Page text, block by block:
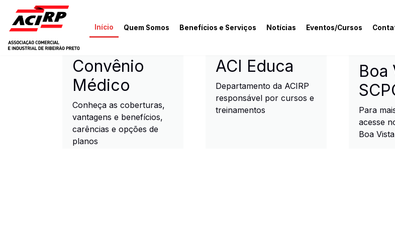
Pular para o conteúdo principal
Início Quem Somos Benefícios e Serviços Notícias Eventos/Cursos
ACIRP - Associação Comercial e
Convênio
Médico
Conheça as coberturas,
vantagens e benefícios,
carências e opções de
planos
ACI Educa
Departamento da ACIRP
responsável por cursos e
treinamentos
Boa
Para
acesse
Boa